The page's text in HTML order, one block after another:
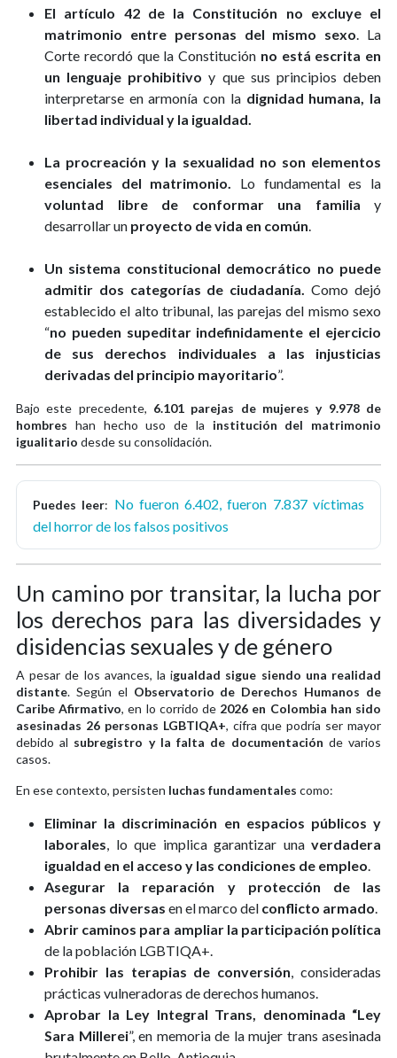
El artículo 42 de la Constitución no excluye el
matrimonio entre personas del mismo sexo . La
Corte recordó que la Constitución no está escrita en
un lenguaje prohibitivo y que sus principios deben
interpretarse en armonía con ladignidad humana, la
libertad individual y la igualdad.
La procreación y la sexualidad no son elementos
esenciales del matrimonio.
Lo fundamental es la
voluntad libre de conformar una familia y
desarrollar un proyecto de vida en común
Un sistema constitucional democrático no puede
admitir dos categorías de ciudadanía.
Como dejó
establecido el alto tribunal, las parejas del mismo sexo
“no pueden supeditar indefinidamente el ejercicio
de sus derechos individuales a las injusticias
derivadas del principio mayoritario”.
Bajo este precedente, 6.101 parejas de mujeres y 9.978 de
hombres han hecho uso de la institución del matrimonio
igualitario desde su consolidación.
Puedes leer: No fueron 6.402, fueron 7.837 víctimas
del horror de los falsos positivos
Un camino por transitar, la lucha por
los derechos para las diversidades y
disidencias sexuales y de género
A pesar de los avances, la igualdad sigue siendo una realidad
distante. Según el Observatorio de Derechos Humanos de
Caribe Afirmativo, en lo corrido de 2026 en Colombia han sido
asesinadas 26 personas LGBTIQA+, cifra que podría ser mayor
debido al subregistro y la falta de documentación de varios
casos.
En ese contexto, persisten luchas fundamentales como:
Eliminar la discriminación en espacios públicos y
laborales , lo que implica garantizar una verdadera
igualdad en el acceso y las condiciones de empleo
Asegurar la reparación y protección de las
personas diversas en el marco del conflicto armado
Abrir caminos para ampliar la participación política
de la población LGBTIQA+.
Prohibir las terapias de conversión , consideradas
prácticas vulneradoras de derechos humanos.
Aprobar la Ley Integral Trans, denominada “Ley
Sara Millerei”, en memoria de la mujer trans asesinada